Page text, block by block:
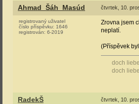
Ahmad_Šáh_Masúd čtvrtek, 10.
registrovaný uživatel
číslo příspěvku: 1646
registrován: 6-2019
Zrovna jsem
neplatí.
(Příspěvek
doch
doch
RadekŠ čtvrtek, 10.